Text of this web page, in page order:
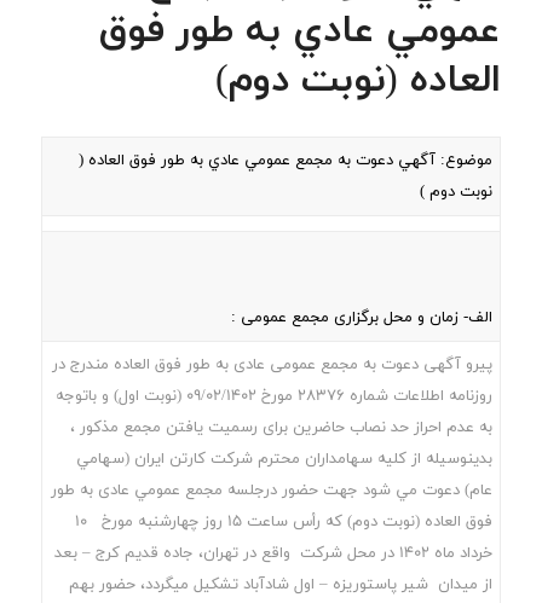
عمومي عادي به طور فوق
العاده (نوبت دوم)
موضوع: آگهي دعوت به مجمع عمومي عادي به طور فوق العاده (
نوبت دوم )
الف- زمان و محل برگزاری مجمع عمومی :
پیرو آگهی دعوت به مجمع عمومی عادی به طور فوق العاده مندرج در
روزنامه اطلاعات شماره 28376 مورخ 09/02/1402 (نوبت اول) و باتوجه
به عدم احراز حد نصاب حاضرین برای رسمیت یافتن مجمع مذکور ،
بدينوسيله از كليه سهامداران محترم شركت كارتن ايران (سهامي
عام) دعوت مي شود جهت حضور درجلسه مجمع عمومي عادی به طور
فوق العاده (نوبت دوم) كه رأس ساعت 15 روز چهارشنبه مورخ 10
خرداد ماه 1402 در محل شركت واقع در تهران، جاده قديم كرج – بعد
از ميدان شير پاستوريزه – اول شادآباد تشكيل ميگردد، حضور بهم